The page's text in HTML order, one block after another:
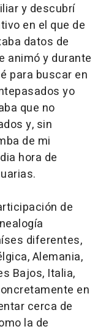
y descubrí
en el que de
datos de
animó y durante
para buscar en
yo
que no
y, sin
de mi
hora de
de
diferentes,
Alemania,
Bajos, Italia,
en
cerca de
la de